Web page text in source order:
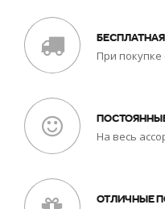
При покупке
На весь
ОТЛИЧНЫЕ